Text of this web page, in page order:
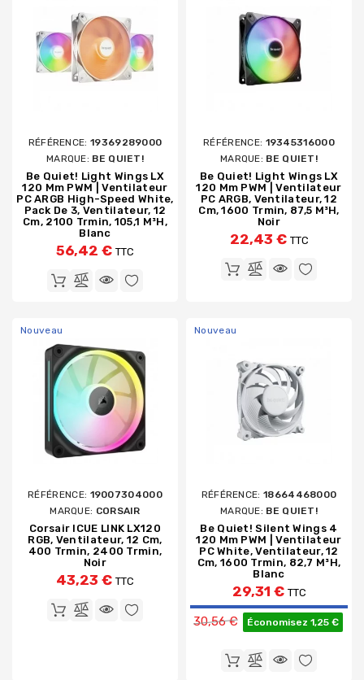
RÉFÉRENCE: 19369289000
MARQUE: BE QUIET!
Be Quiet! Light Wings LX
120 Mm PWM | Ventilateur
PC ARGB High-Speed White,
Pack De 3, Ventilateur, 12
Cm, 2100 Trmin, 105,1 M³h,
Blanc
56,42 € TTC
RÉFÉRENCE: 19345316000
MARQUE: BE QUIET!
Be Quiet! Light Wings LX
120 Mm PWM | Ventilateur
PC ARGB, Ventilateur, 12
Cm, 1600 Trmin, 87,5 M³h,
Noir
22,43 € TTC
Nouveau
RÉFÉRENCE: 19007304000
MARQUE: CORSAIR
Corsair ICUE LINK LX120
RGB, Ventilateur, 12 Cm,
400 Trmin, 2400 Trmin,
Noir
43,23 € TTC
Nouveau
RÉFÉRENCE: 18664468000
MARQUE: BE QUIET!
Be Quiet! Silent Wings 4
120 Mm PWM | Ventilateur
PC White, Ventilateur, 12
Cm, 1600 Trmin, 82,7 M³h,
Blanc
29,31 € TTC
Prix de base
30,56 € Économisez 1,25 €